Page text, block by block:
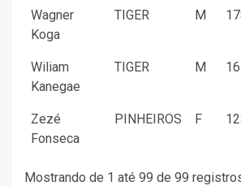
Wagner
Koga
TIGER M
Wiliam
Kanegae
TIGER M
Zezé
Fonseca
PINHEIROS F
Mostrando de 1 até 99 de 99